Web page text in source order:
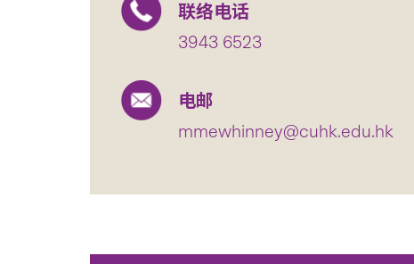
联络电话
3943 6523
电邮
mmewhinney@cuhk.edu.hk